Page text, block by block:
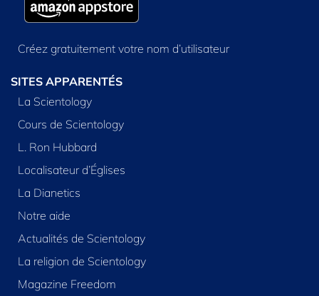
Créez gratuitement votre nom d’utilisateur
SITES APPARENTÉS
La Scientology
Cours de Scientology
L. Ron Hubbard
Localisateur d’Églises
La Dianetics
Notre aide
Actualités de Scientology
La religion de Scientology
Magazine Freedom